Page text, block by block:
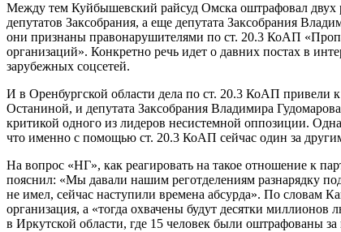
Между тем Куйбышевский райсуд Омска оштрафовал двух
депутатов Заксобрания, а еще депутата Заксобрания
они признаны правонарушителями по ст. 20.3 КоАП
организаций». Конкретно речь идет о давних постах в
зарубежных соцсетей.
И в Оренбургской области дела по ст. 20.3 КоАП привели
Останиной, и депутата Заксобрания Владимира
критикой одного из лидеров несистемной оппозиции.
что именно с помощью ст. 20.3 КоАП сейчас один за
На вопрос «НГ», как реагировать на такое отношение к
пояснил: «Мы давали нашим реготделениям разнарядку
не имел, сейчас наступили времена абсурда». По словам
организация, а «тогда охвачены будут десятки
в Иркутской области, где 15 человек были оштрафованы